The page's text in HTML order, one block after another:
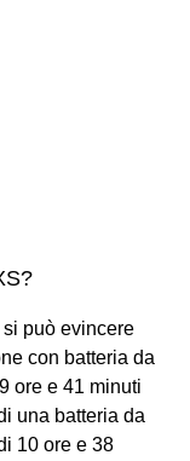
può evincere
con batteria da
ore e 41 minuti
una batteria da
10 ore e 38